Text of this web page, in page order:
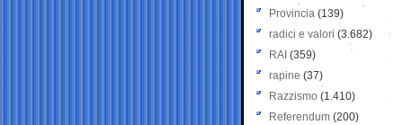
Provincia (139)
radici e valori (3.682)
RAI (359)
rapine (37)
Razzismo (1.410)
Referendum (200)